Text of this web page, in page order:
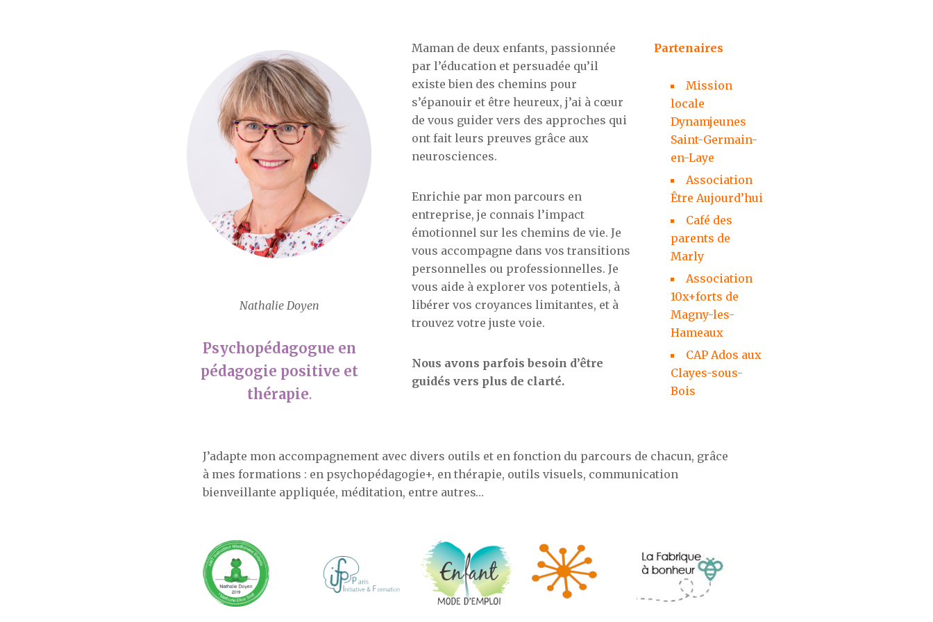
Nathalie Doyen
Psychopédagogue en
pédagogie positive et
thérapie.
Maman de deux enfants, passionnée
par l’éducation et persuadée qu’il
existe bien des chemins pour
s’épanouir et être heureux, j’ai à cœur
de vous guider vers des approches qui
ont fait leurs preuves grâce aux
neurosciences.
Enrichie par mon parcours en
entreprise, je connais l’impact
émotionnel sur les chemins de vie. Je
vous accompagne dans vos transitions
personnelles ou professionnelles. Je
vous aide à explorer vos potentiels, à
libérer vos croyances limitantes, et à
trouvez votre juste voie.
Nous avons parfois besoin d’être
guidés vers plus de clarté.
Partenaires
Mission
locale
Dynamjeunes
Saint-Germain-
en-Laye
Association
Être Aujourd’hui
Café des
parents de
Marly
Association
10x+forts de
Magny-les-
Hameaux
CAP Ados aux
Clayes-sous-
Bois
J’adapte mon accompagnement avec divers outils et en fonction du parcours de chacun, grâce
à mes formations : en psychopédagogie+, en thérapie, outils visuels, communication
bienveillante appliquée, méditation, entre autres…